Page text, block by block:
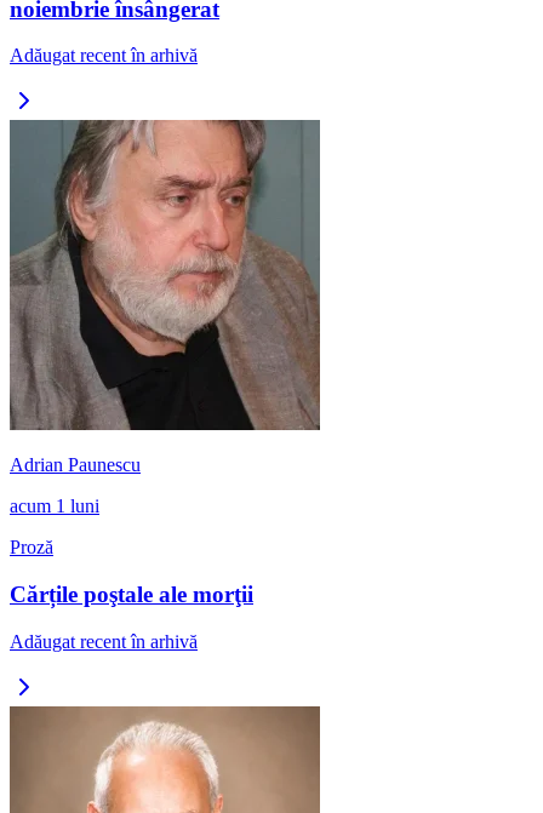
noiembrie însângerat
Adăugat recent în arhivă
Adrian Paunescu
acum 1 luni
Proză
Cărțile poştale ale morţii
Adăugat recent în arhivă